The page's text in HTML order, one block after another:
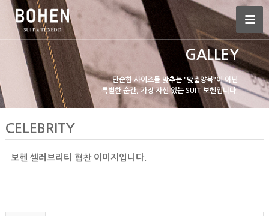
GALLEY
단순한 사이즈를 맞추는 "맞춤양복"이 아닌
특별한 순간, 가장 자신 있는 SUIT 보헨입니다.
CELEBRITY
보헨 셀러브리티 협찬 이미지입니다.